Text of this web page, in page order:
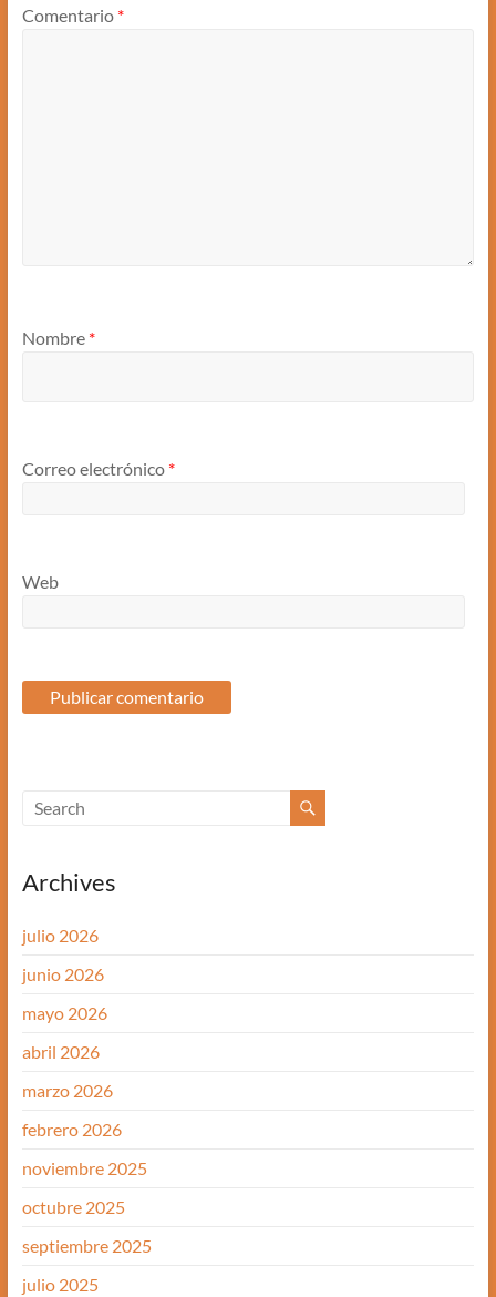
Comentario *
Nombre *
Correo electrónico *
Web
Archives
julio 2026
junio 2026
mayo 2026
abril 2026
marzo 2026
febrero 2026
noviembre 2025
octubre 2025
septiembre 2025
julio 2025